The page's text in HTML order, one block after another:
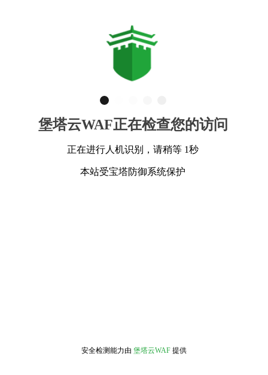
堡塔云WAF正在检查您的访问
正在进行人机识别，请稍等 1秒
本站受宝塔防御系统保护
安全检测能力由 堡塔云WAF 提供